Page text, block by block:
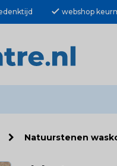
check webshop
Natuurstenen